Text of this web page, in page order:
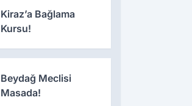
Kiraz’a Bağlama
Kursu!
Beydağ Meclisi
Masada!